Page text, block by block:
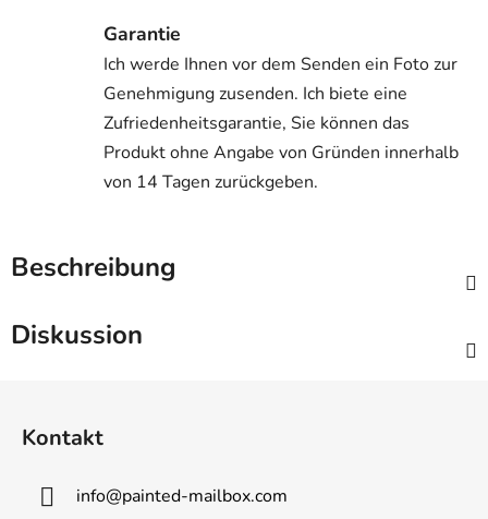
Garantie
Ich werde Ihnen vor dem Senden ein Foto zur
Genehmigung zusenden. Ich biete eine
Zufriedenheitsgarantie, Sie können das
Produkt ohne Angabe von Gründen innerhalb
von 14 Tagen zurückgeben.
Beschreibung
Diskussion
Kontakt
info@painted-mailbox.com